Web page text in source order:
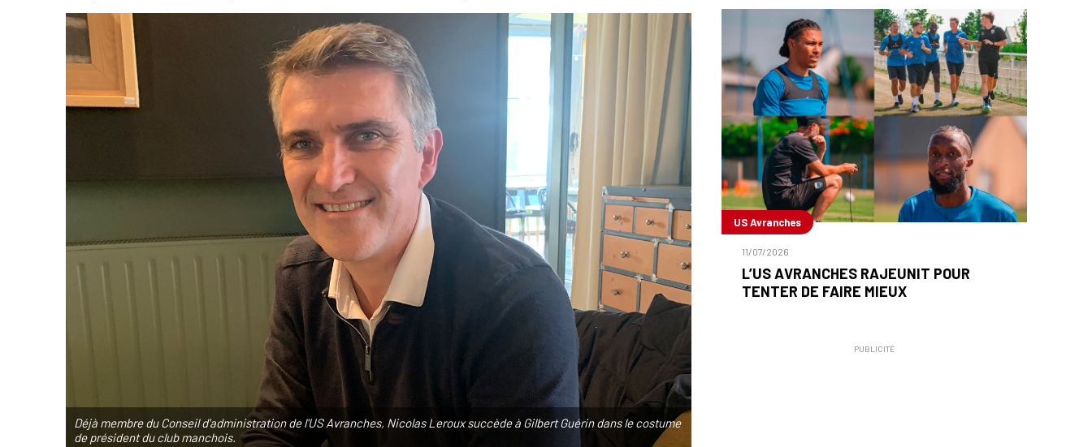
Déjà membre du Conseil d'administration de l'US Avranches, Nicolas Leroux succède à Gilbert Guérin dans le costume
de président du club manchois.
US Avranches
11/07/2026
L’US AVRANCHES RAJEUNIT POUR
TENTER DE FAIRE MIEUX
PUBLICITÉ